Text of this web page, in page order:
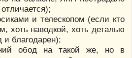
и телескопом (если кто
хоть наводкой, хоть деталью
благодарен);
обод на такой же, но в